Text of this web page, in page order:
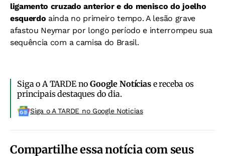
ligamento cruzado anterior e do menisco do joelho
esquerdo ainda no primeiro tempo. A lesão grave
afastou Neymar por longo período e interrompeu sua
sequência com a camisa do Brasil.
Siga o A TARDE noGoogle Notíciase receba os
principais destaques do dia.
Siga o A TARDE no Google Noticias
Compartilhe essa notícia com seus